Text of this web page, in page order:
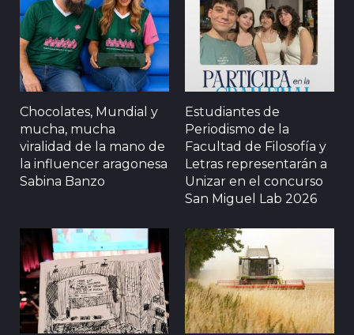
Chocolates, Mundial y
mucha, mucha
viralidad de la mano de
la influencer aragonesa
Sabina Banzo
Estudiantes de
Periodismo de la
Facultad de Filosofía y
Letras representarán a
Unizar en el concurso
San Miguel Lab 2026